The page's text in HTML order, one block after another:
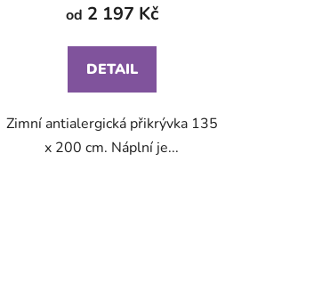
od 2 197 Kč
DETAIL
Zimní antialergická přikrývka 135
x 200 cm. Náplní je...